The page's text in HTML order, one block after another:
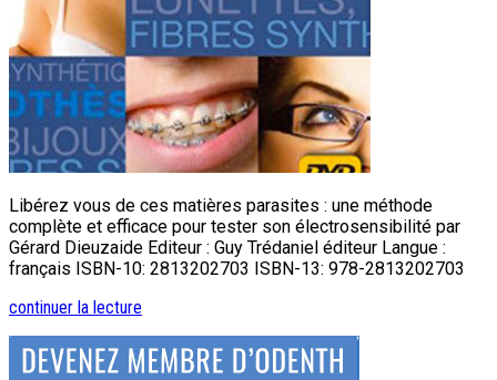
Libérez vous de ces matières parasites : une méthode
complète et efficace pour tester son électrosensibilité par
Gérard Dieuzaide Editeur : Guy Trédaniel éditeur Langue :
français ISBN-10: 2813202703 ISBN-13: 978-2813202703
continuer la lecture